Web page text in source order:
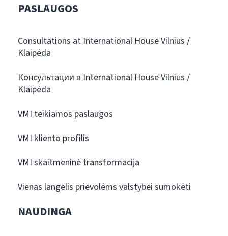
PASLAUGOS
Consultations at International House Vilnius /
Klaipėda
Консультации в International House Vilnius /
Klaipėda
VMI teikiamos paslaugos
VMI kliento profilis
VMI skaitmeninė transformacija
Vienas langelis prievolėms valstybei sumokėti
NAUDINGA